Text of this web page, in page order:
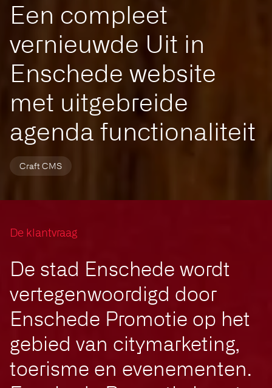
Een compleet
vernieuwde Uit in
Enschede website
met uitgebreide
agenda functionaliteit
Craft CMS
De klantvraag
De stad Enschede wordt
vertegenwoordigd door
Enschede Promotie op het
gebied van citymarketing,
toerisme en evenementen.